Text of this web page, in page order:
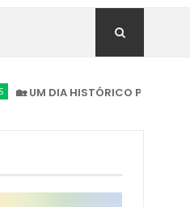
HISTÓRICO PARA NOVA